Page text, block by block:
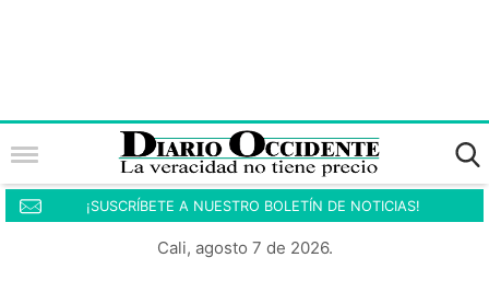
¡SUSCRÍBETE A NUESTRO BOLETÍN DE NOTICIAS!
Cali, agosto 7 de 2026.